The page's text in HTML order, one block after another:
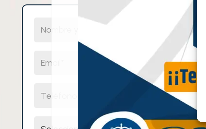
Nombre y Apellidos
Selecciona un cuerpo